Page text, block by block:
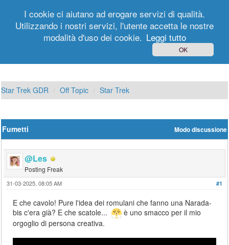
Registrati
Star Trek GDR Off Topic Star Trek
Modo discussione
Fumetti
@Les
Posting Freak
#1
31-03-2025, 08:05 AM
E che cavolo! Pure l'idea dei romulani che fanno una Narada-
bis c'era già? E che scatole...
è uno smacco per il mio
orgoglio di persona creativa.
I cookie ci aiutano ad erogare servizi di qualità.
Utilizzando i nostri servizi, l'utente accetta le nostre
modalità d'uso dei cookie. Leggi tutto
OK